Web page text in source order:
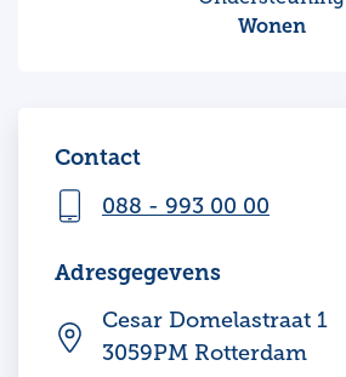
Wonen
Contact
088 - 993 00 00
Adresgegevens
Cesar Domelastraat 1
3059PM Rotterdam